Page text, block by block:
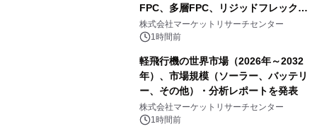
FPC、多層FPC、リジッドフレックス
PCB）・分析レポートを発表
株式会社マーケットリサーチセンター
1時間前
軽飛行機の世界市場（2026年～2032
年）、市場規模（ソーラー、バッテリ
ー、その他）・分析レポートを発表
株式会社マーケットリサーチセンター
1時間前